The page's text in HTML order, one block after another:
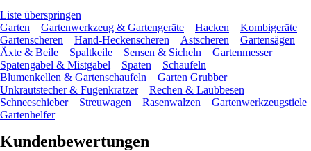
Liste überspringen
Garten
Gartenwerkzeug & Gartengeräte Hacken
Kombigeräte
Gartenscheren
Hand-Heckenscheren Astscheren
Gartensägen
Äxte & Beile
Spaltkeile Sensen & Sicheln
Gartenmesser
Spatengabel & Mistgabel
Spaten
Schaufeln
Blumenkellen & Gartenschaufeln
Garten Grubber
Unkrautstecher & Fugenkratzer
Rechen & Laubbesen
Schneeschieber
Streuwagen Rasenwalzen
Gartenwerkzeugstiele
Gartenhelfer
Kundenbewertungen